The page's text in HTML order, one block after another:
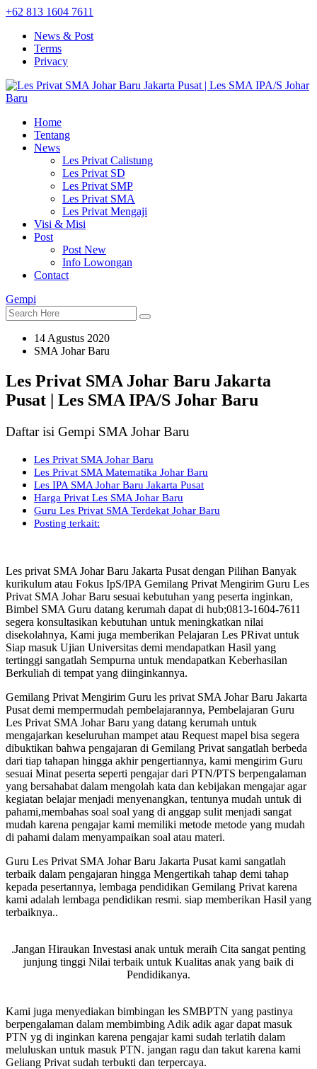
+62 813 1604 7611
News & Post
Terms
Privacy
Home
Tentang
News
Les Privat Calistung
Les Privat SD
Les Privat SMP
Les Privat SMA
Les Privat Mengaji
Visi & Misi
Post
Post New
Info Lowongan
Contact
Gempi
14 Agustus 2020
SMA Johar Baru
Les Privat SMA Johar Baru Jakarta
Pusat | Les SMA IPA/S Johar Baru
Daftar isi Gempi SMA Johar Baru
Les Privat SMA Johar Baru
Les Privat SMA Matematika Johar Baru
Les IPA SMA Johar Baru Jakarta Pusat
Harga Privat Les SMA Johar Baru
Guru Les Privat SMA Terdekat Johar Baru
Posting terkait:
Les privat SMA Johar Baru Jakarta Pusat dengan Pilihan Banyak
kurikulum atau Fokus IpS/IPA Gemilang Privat Mengirim Guru Les
Privat SMA Johar Baru sesuai kebutuhan yang peserta inginkan,
Bimbel SMA Guru datang kerumah dapat di hub;0813-1604-7611
segera konsultasikan kebutuhan untuk meningkatkan nilai
disekolahnya, Kami juga memberikan Pelajaran Les PRivat untuk
Siap masuk Ujian Universitas demi mendapatkan Hasil yang
tertinggi sangatlah Sempurna untuk mendapatkan Keberhasilan
Berkuliah di tempat yang diinginkannya.
Gemilang Privat Mengirim Guru les privat SMA Johar Baru Jakarta
Pusat demi mempermudah pembelajarannya, Pembelajaran Guru
Les Privat SMA Johar Baru yang datang kerumah untuk
mengajarkan keseluruhan mampet atau Request mapel bisa segera
dibuktikan bahwa pengajaran di Gemilang Privat sangatlah berbeda
dari tiap tahapan hingga akhir pengertiannya, kami mengirim Guru
sesuai Minat peserta seperti pengajar dari PTN/PTS berpengalaman
yang bersahabat dalam mengolah kata dan kebijakan mengajar agar
kegiatan belajar menjadi menyenangkan, tentunya mudah untuk di
pahami,membahas soal soal yang di anggap sulit menjadi sangat
mudah karena pengajar kami memiliki metode metode yang mudah
di pahami dalam menyampaikan soal atau materi.
Guru Les Privat SMA Johar Baru Jakarta Pusat kami sangatlah
terbaik dalam pengajaran hingga Mengertikah tahap demi tahap
kepada pesertannya, lembaga pendidikan Gemilang Privat karena
kami adalah lembaga pendidikan resmi. siap memberikan Hasil yang
terbaiknya..
.Jangan Hiraukan Investasi anak untuk meraih Cita sangat penting
junjung tinggi Nilai terbaik untuk Kualitas anak yang baik di
Pendidikanya.
Kami juga menyediakan bimbingan les SMBPTN yang pastinya
berpengalaman dalam membimbing Adik adik agar dapat masuk
PTN yg di inginkan karena pengajar kami sudah terlatih dalam
meluluskan untuk masuk PTN. jangan ragu dan takut karena kami
Geliang Privat sudah terbukti dan terpercaya.